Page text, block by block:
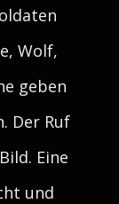
Wolf,
geben
Der Ruf
Eine
und